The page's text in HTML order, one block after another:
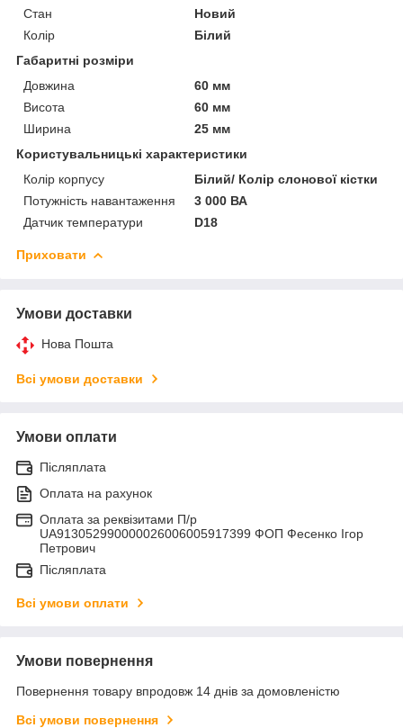
Стан
Новий
Колір
Білий
Габаритні розміри
Довжина
60 мм
Висота
60 мм
Ширина
25 мм
Користувальницькі характеристики
Колір корпусу
Білий/ Колір слонової кістки
Потужність навантаження
3 000 ВА
Датчик температури
D18
Приховати
Умови доставки
Нова Пошта
Всі умови доставки
Умови оплати
Післяплата
Оплата на рахунок
Оплата за реквізитами П/р
UA913052990000026006005917399 ФОП Фесенко Ігор
Петрович
Післяплата
Всі умови оплати
Умови повернення
Повернення товару впродовж 14 днів за домовленістю
Всі умови повернення